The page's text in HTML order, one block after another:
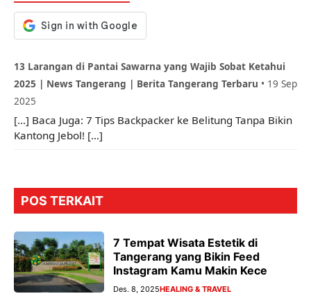
13 Larangan di Pantai Sawarna yang Wajib Sobat Ketahui
2025 | News Tangerang | Berita Tangerang Terbaru • 19 Sep
2025
[…] Baca Juga: 7 Tips Backpacker ke Belitung Tanpa Bikin
Kantong Jebol! […]
POS TERKAIT
7 Tempat Wisata Estetik di
Tangerang yang Bikin Feed
Instagram Kamu Makin Kece
Des. 8, 2025HEALING & TRAVEL